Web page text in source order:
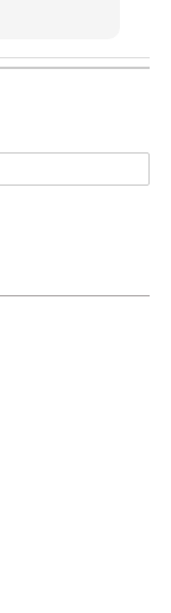
染み、洗いやす
使用していま
器を揃えて
ありがとう